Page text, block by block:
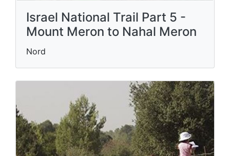
Israel National Trail Part 5 -
Mount Meron to Nahal Meron
Nord